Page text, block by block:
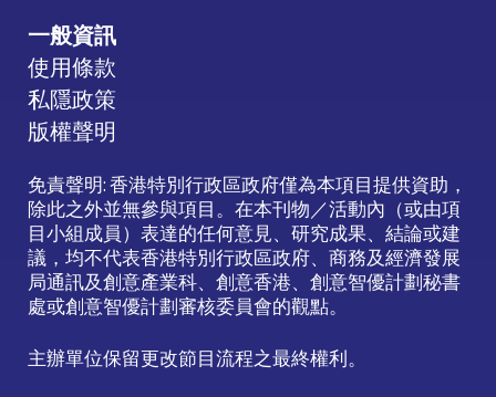
一般資訊
使用條款
私隱政策
版權聲明
免責聲明: 香港特別行政區政府僅為本項目提供資助，
除此之外並無參與項目。在本刊物／活動內（或由項
目小組成員）表達的任何意見、研究成果、結論或建
議，均不代表香港特別行政區政府、商務及經濟發展
局通訊及創意產業科、創意香港、創意智優計劃秘書
處或創意智優計劃審核委員會的觀點。
主辦單位保留更改節目流程之最終權利。